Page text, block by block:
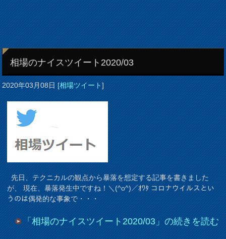
相場のナイスツイート2020/03
2020年03月08日[相場ツイート]
先日、テクニカルの観点から暴落を想定する記事を書きました
が、 現在、暴落発生中ですね！＼(^o^)／ｵﾜﾀ コロナウイルスとい
うのは偶発的な事象で・・・
「相場のナイスツイート2020/03」の続きを読む